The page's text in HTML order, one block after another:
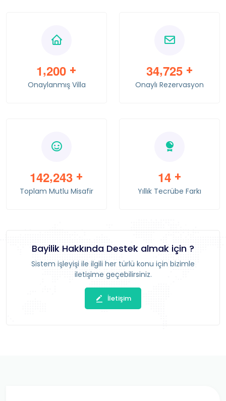
1,200 +
Onaylanmış Villa
34,725 +
Onaylı Rezervasyon
142,243 +
Toplam Mutlu Misafir
14 +
Yıllık Tecrübe Farkı
Bayilik Hakkında Destek almak için ?
Sistem işleyişi ile ilgili her türlü konu için bizimle
iletişime geçebilirsiniz.
İletişim